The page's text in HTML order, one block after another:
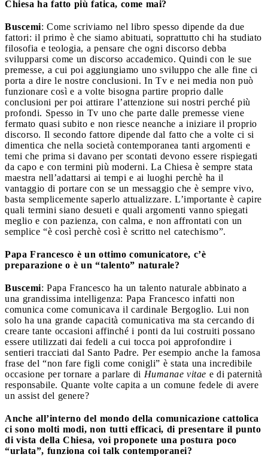
Chiesa ha fatto più fatica, come mai?
Buscemi: Come scriviamo nel libro spesso dipende da due
fattori: il primo è che siamo abituati, soprattutto chi ha studiato
filosofia e teologia, a pensare che ogni discorso debba
svilupparsi come un discorso accademico. Quindi con le sue
premesse, a cui poi aggiungiamo uno sviluppo che alle fine ci
porta a dire le nostre conclusioni. In Tv e nei media non può
funzionare così e a volte bisogna partire proprio dalle
conclusioni per poi attirare l’attenzione sui nostri perché più
profondi. Spesso in Tv uno che parte dalle premesse viene
fermato quasi subito e non riesce neanche a iniziare il proprio
discorso. Il secondo fattore dipende dal fatto che a volte ci si
dimentica che nella società contemporanea tanti argomenti e
temi che prima si davano per scontati devono essere rispiegati
da capo e con termini più moderni. La Chiesa è sempre stata
maestra nell’adattarsi ai tempi e ai luoghi perchè ha il
vantaggio di portare con se un messaggio che è sempre vivo,
basta semplicemente saperlo attualizzare. L’importante è capire
quali termini siano desueti e quali argomenti vanno spiegati
meglio e con pazienza, con calma, e non affrontati con un
semplice “è così perchè così è scritto nel catechismo”.
Papa Francesco è un ottimo comunicatore, c’è
preparazione o è un “talento” naturale?
Buscemi: Papa Francesco ha un talento naturale abbinato a
una grandissima intelligenza: Papa Francesco infatti non
comunica come comunicava il cardinale Bergoglio. Lui non
solo ha una grande capacità comunicativa ma sta cercando di
creare tante occasioni affinché i ponti da lui costruiti possano
essere utilizzati dai fedeli a cui tocca poi approfondire i
sentieri tracciati dal Santo Padre. Per esempio anche la famosa
frase del “non fare figli come conigli” è stata una incredibile
occasione per tornare a parlare di Humanae vitae e di paternità
responsabile. Quante volte capita a un comune fedele di avere
un assist del genere?
Anche all’interno del mondo della comunicazione cattolica
ci sono molti modi, non tutti efficaci, di presentare il punto
di vista della Chiesa, voi proponete una postura poco
“urlata”, funziona coi talk contemporanei?